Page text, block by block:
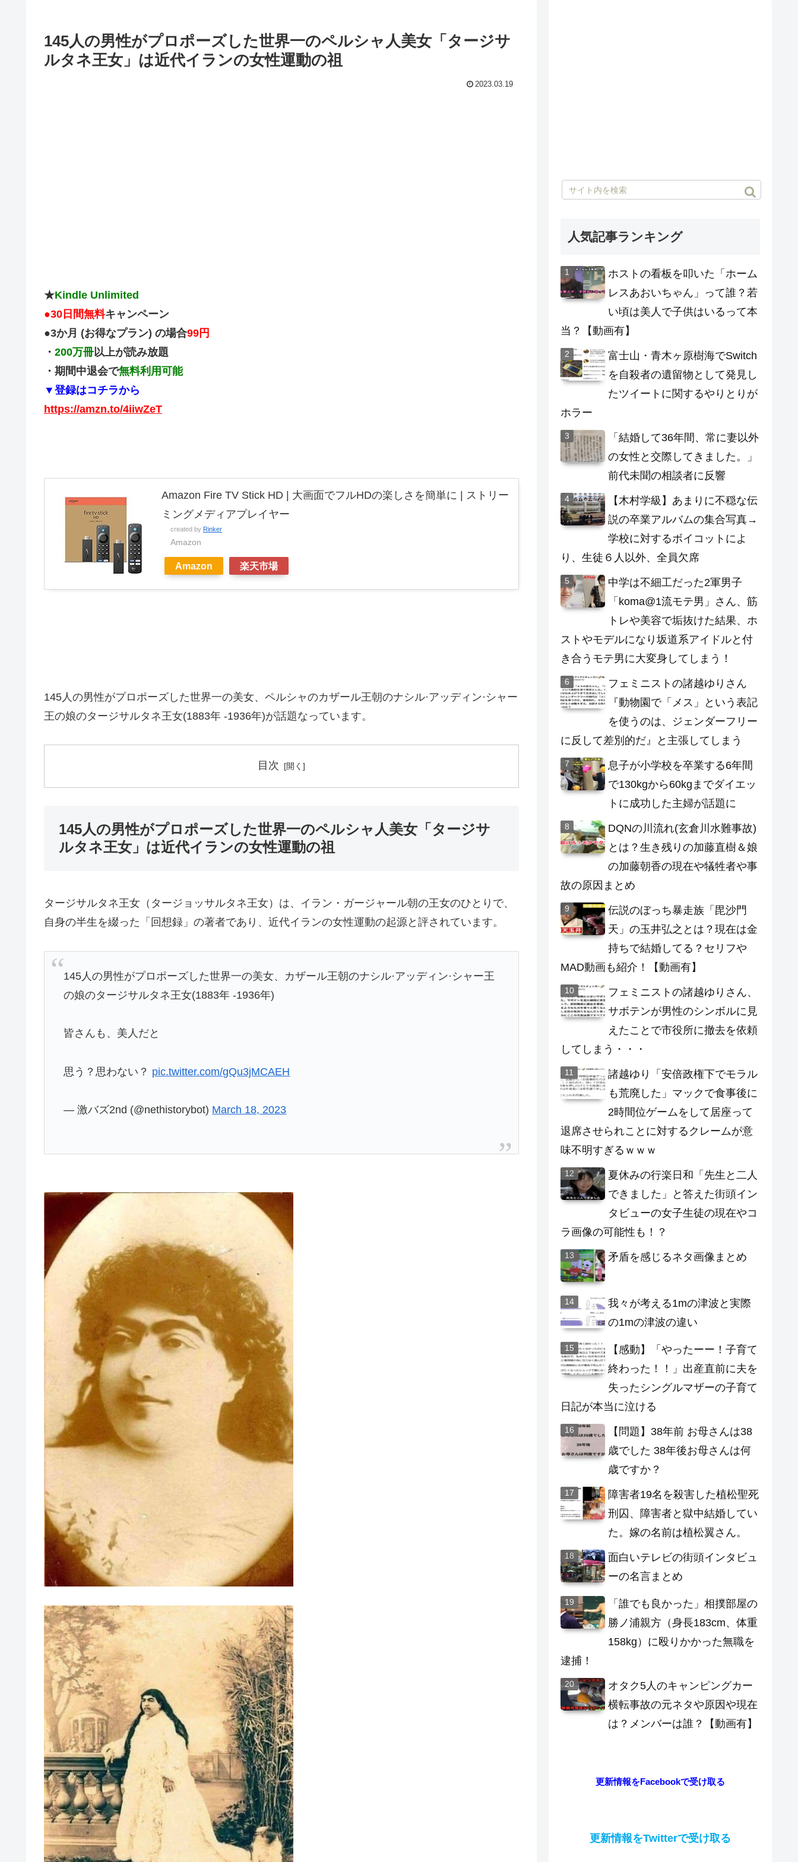
145人の男性がプロポーズした世界一のペルシャ人美女「タージサ
ルタネ王女」は近代イランの女性運動の祖
2023.03.19
★Kindle Unlimited
●30日間無料キャンペーン
●3か月 (お得なプラン) の場合99円
・ 200万冊以上が読み放題
・期間中退会で無料利用可能
▼登録はコチラから
https://amzn.to/4iiwZeT
Amazon Fire TV Stick HD | 大画面でフルHDの楽しさを簡単に | ストリー
ミングメディアプレイヤー
created by Rinker
Amazon
Amazon 楽天市場
145人の男性がプロポーズした世界一の美女、ペルシャのカザール王朝のナシル·アッディン·シャー
王の娘のタージサルタネ王女(1883年 -1936年)が話題なっています。
目次
145人の男性がプロポーズした世界一のペルシャ人美女「タージサ
ルタネ王女」は近代イランの女性運動の祖
タージサルタネ王女（タージョッサルタネ王女）は、イラン・ガージャール朝の王女のひとりで、
自身の半生を綴った「回想録」の著者であり、近代イランの女性運動の起源と評されています。
145人の男性がプロポーズした世界一の美女、カザール王朝のナシル·アッディン·シャー王
の娘のタージサルタネ王女(1883年 -1936年)
皆さんも、美人だと
思う？思わない？ pic.twitter.com/gQu3jMCAEH
— 激バズ2nd (@nethistorybot) March 18, 2023
人気記事ランキング
ホストの看板を叩いた「ホーム
レスあおいちゃん」って誰？若
い頃は美人で子供はいるって本
当？【動画有】
富士山・青木ヶ原樹海でSwitch
を自殺者の遺留物として発見し
たツイートに関するやりとりが
ホラー
「結婚して36年間、常に妻以外
の女性と交際してきました。」
前代未聞の相談者に反響
【木村学級】あまりに不穏な伝
説の卒業アルバムの集合写真→
学校に対するボイコットによ
り、生徒６人以外、全員欠席
中学は不細工だった2軍男子
「koma@1流モテ男」さん、筋
トレや美容で垢抜けた結果、ホ
ストやモデルになり坂道系アイドルと付
き合うモテ男に大変身してしまう！
フェミニストの諸越ゆりさん
『動物園で「メス」という表記
を使うのは、ジェンダーフリー
に反して差別的だ』と主張してしまう
息子が小学校を卒業する6年間
で130kgから60kgまでダイエッ
トに成功した主婦が話題に
DQNの川流れ(玄倉川水難事故)
とは？生き残りの加藤直樹＆娘
の加藤朝香の現在や犠牲者や事
故の原因まとめ
伝説のぼっち暴走族「毘沙門
天」の玉井弘之とは？現在は金
持ちで結婚してる？セリフや
MAD動画も紹介！【動画有】
フェミニストの諸越ゆりさん、
サボテンが男性のシンボルに見
えたことで市役所に撤去を依頼
してしまう・・・
諸越ゆり「安倍政権下でモラル
も荒廃した」マックで食事後に
2時間位ゲームをして居座って
退席させられことに対するクレームが意
味不明すぎるｗｗｗ
夏休みの行楽日和「先生と二人
できました」と答えた街頭イン
タビューの女子生徒の現在やコ
ラ画像の可能性も！？
矛盾を感じるネタ画像まとめ
我々が考える1mの津波と実際
の1mの津波の違い
【感動】「やったーー！子育て
終わった！！」出産直前に夫を
失ったシングルマザーの子育て
日記が本当に泣ける
【問題】38年前 お母さんは38
歳でした 38年後お母さんは何
歳ですか？
障害者19名を殺害した植松聖死
刑囚、障害者と獄中結婚してい
た。嫁の名前は植松翼さん。
面白いテレビの街頭インタビュ
ーの名言まとめ
「誰でも良かった」相撲部屋の
勝ノ浦親方（身長183cm、体重
158kg）に殴りかかった無職を
逮捕！
オタク5人のキャンピングカー
横転事故の元ネタや原因や現在
は？メンバーは誰？【動画有】
更新情報をFacebookで受け取る
更新情報をTwitterで受け取る